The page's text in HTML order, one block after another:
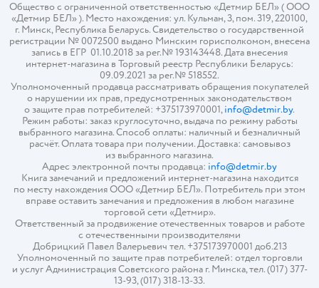
Общество с ограниченной ответственностью «Детмир БЕЛ» ( ООО
«Детмир БЕЛ» ). Место нахождения: ул. Кульман, 3, пом. 319, 220100,
г. Минск, Республика Беларусь. Свидетельство о государственной
регистрации № 0072500 выдано Минским горисполкомом, внесена
запись в ЕГР 01.10.2018 за рег.№ 193143448. Дата внесения
интернет-магазина в Торговый реестр Республики Беларусь:
09.09.2021 за рег.№ 518552.
Уполномоченный продавца рассматривать обращения покупателей
о нарушении их прав, предусмотренных законодательством
о защите прав потребителей: +375173970001,info@detmir.by.
Режим работы: заказ круглосуточно, выдача по режиму работы
выбранного магазина. Способ оплаты: наличный и безналичный
расчёт. Оплата товара при получении. Доставка: самовывоз
из выбранного магазина.
Адрес электронной почты продавца: info@detmir.by
Книга замечаний и предложений интернет-магазина находится
по месту нахождения ООО «Детмир БЕЛ». Потребитель при этом
вправе оставить замечания и предложения в любом магазине
торговой сети «Детмир».
Ответственный за продвижение отечественных товаров и работе
с отечественными производителями
Добрицкий Павел Валерьевич тел. +375173970001 доб.213
Уполномоченный по защите прав потребителей: отдел торговли
и услуг Администрация Советского района г. Минска, тел. (017) 377-
13-93, (017) 318-13-33.